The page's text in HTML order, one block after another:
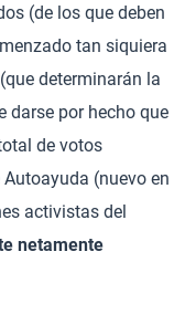
(de los que deben
tan siquiera
determinarán la
darse por hecho que
de votos
(nuevo en
activistas del
netamente